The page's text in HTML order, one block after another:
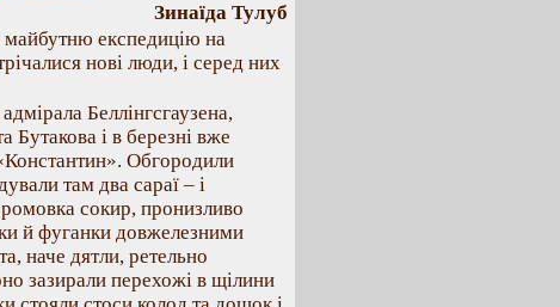
Зинаїда Тулуб
експедицію на
нові люди, і серед них
Беллінгсгаузена,
Бутакова і в березні вже
Обгородили
там два сараї – і
сокир, пронизливо
й фуганки довжелезними
наче дятли, ретельно
зазирали перехожі в щілини